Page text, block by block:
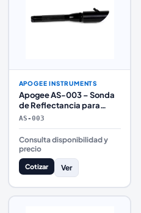
APOGEE INSTRUMENTS
Apogee AS-003 – Sonda
de Reflectancia para
Espectrorradiómetros de
Laboratorio
AS-003
Consulta disponibilidad y
precio
Cotizar Ver